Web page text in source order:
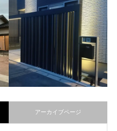
ワンちゃんが過ごす人工
芝のお庭
ワンちゃんと過ごすお庭
アーカイブページ